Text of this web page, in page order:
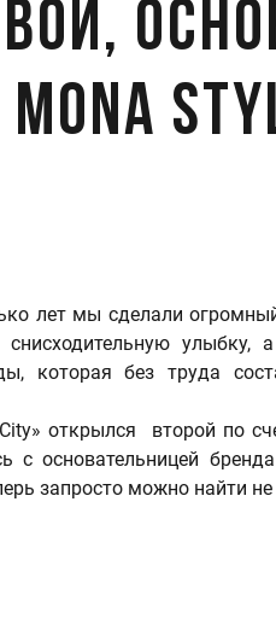
Mona
лет мы сделали
снисходительную
которая без труда
открылся второй по
с основательницей
запросто можно найти